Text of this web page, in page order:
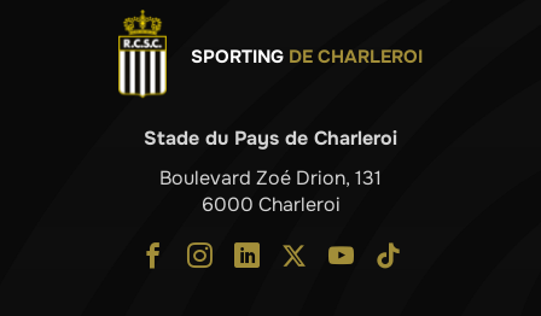
SPORTING DE CHARLEROI
Stade du Pays de Charleroi
Boulevard Zoé Drion, 131
6000 Charleroi